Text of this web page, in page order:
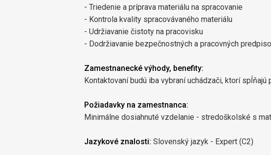
- Triedenie a príprava materiálu na spracovanie
- Kontrola kvality spracovávaného materiálu
- Udržiavanie čistoty na pracovisku
- Dodržiavanie bezpečnostných a pracovných
Zamestnanecké výhody, benefity:
Kontaktovaní budú iba vybraní uchádzači, ktorí spĺňajú
Požiadavky na zamestnanca:
Minimálne dosiahnuté vzdelanie - stredoškolské s
Jazykové znalosti: Slovenský jazyk - Expert (C2)